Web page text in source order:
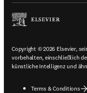
Copyright © 2026 Elsevier,
vorbehalten, einschließlich
künstliche Intelligenz und
Terms & Conditions